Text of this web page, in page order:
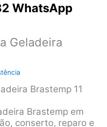
WhatsApp
Geladeira
Brastemp 11
Brastemp em
conserto, reparo e